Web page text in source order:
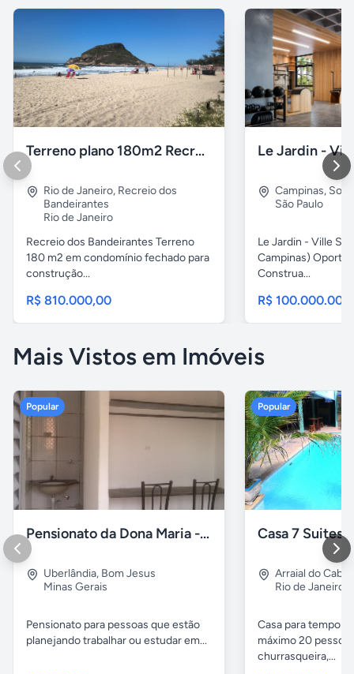
Terreno plano 180m2 Recreio dos Bandeirantes
Rio de Janeiro, Recreio dos
Bandeirantes
Rio de Janeiro
Recreio dos Bandeirantes Terreno
180 m2 em condomínio fechado para
construção...
R$ 810.000,00
Campinas,
São Paulo
Le Jardin - Ville
Campinas)
Construa...
R$
Mais Vistos em Imóveis
Popular
Pensionato da Dona Maria - Uberlândia/MG
Uberlândia, Bom Jesus
Minas Gerais
Pensionato para pessoas que estão
planejando trabalhar ou estudar em...
Popular
Arraial do Cabo
Rio de Janeiro
Casa para
máximo 20
churrasqueira,...